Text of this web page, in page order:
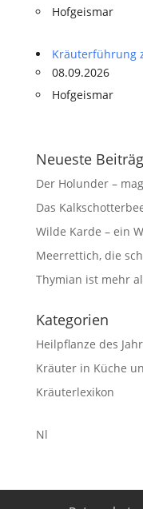
Hofgeismar
Kräuterführung
08.09.2026
Hofgeismar
Neueste
Der Holunder –
Das
Wilde Karde – ein
Meerrettich, die
Thymian ist mehr
Kategorien
Heilpflanze des
Kräuter in Küche
Kräuterlexikon
Nl